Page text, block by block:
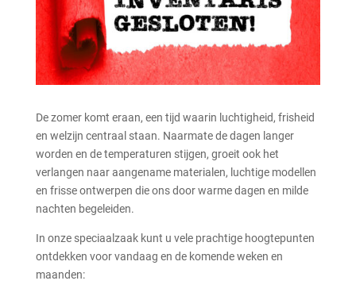
De zomer komt eraan, een tijd waarin luchtigheid, frisheid
en welzijn centraal staan. Naarmate de dagen langer
worden en de temperaturen stijgen, groeit ook het
verlangen naar aangename materialen, luchtige modellen
en frisse ontwerpen die ons door warme dagen en milde
nachten begeleiden.
In onze speciaalzaak kunt u vele prachtige hoogtepunten
ontdekken voor vandaag en de komende weken en
maanden: